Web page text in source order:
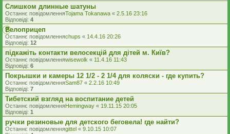
Слишком длинные шатуны
Останнє повідомленняTojama Tokanawa « 2.5.16 23:16
Відповіді: 4
Велоприцеп
Останнє повідомленняchups « 14.4.16 20:26
Відповіді: 12
підкажіть контакти велосекцій для дітей м. Київ?
Останнє повідомленняwisewolk « 11.4.16 11:43
Відповіді: 6
Покрышки и камеры 12 1/2 - 2 1/4 для коляски - где купить?
Останнє повідомленняSam87 « 2.2.16 10:49
Відповіді: 7
Тибетский взгляд на воспитание детей
Останнє повідомленняHemingway « 19.11.15 20:05
Відповіді: 1
ручки резиновые для детского беговела! где найти?
Останнє повідомленняgittel « 9.10.15 10:07